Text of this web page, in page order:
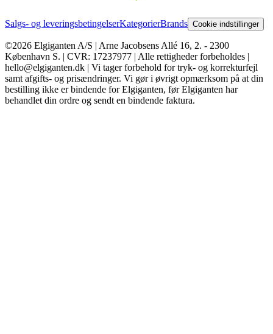
Salgs- og leveringsbetingelserKategorierBrands Cookie indstillinger
©2026 Elgiganten A/S | Arne Jacobsens Allé 16, 2. - 2300
København S. | CVR: 17237977 | Alle rettigheder forbeholdes |
hello@elgiganten.dk | Vi tager forbehold for tryk- og korrekturfejl
samt afgifts- og prisændringer. Vi gør i øvrigt opmærksom på at din
bestilling ikke er bindende for Elgiganten, før Elgiganten har
behandlet din ordre og sendt en bindende faktura.